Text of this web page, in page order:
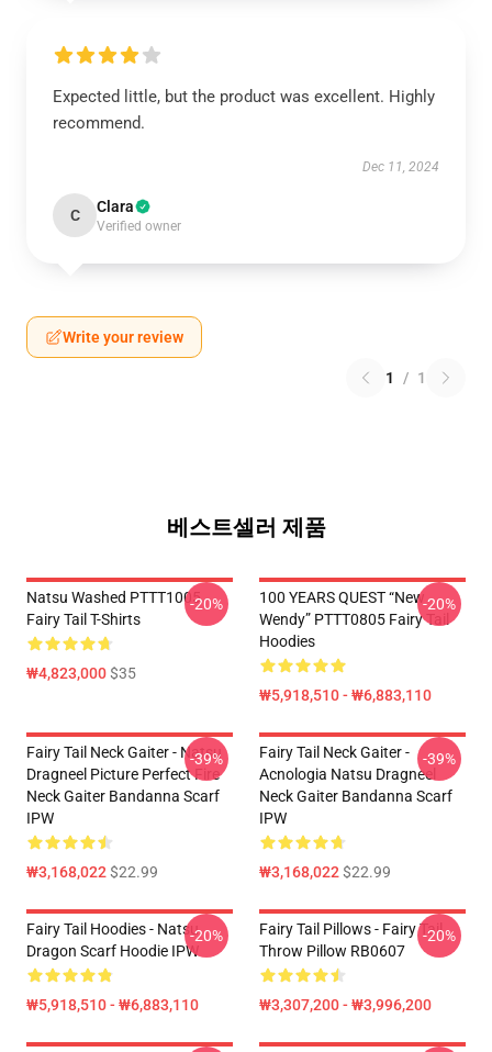
Expected little, but the product was excellent. Highly
recommend.
Dec 11, 2024
C Clara
Verified owner
Write your review
1 / 1
베스트셀러 제품
Natsu Washed PTTT1005
Fairy Tail T-Shirts
₩4,823,000$35
-20%
100 YEARS QUEST “New
Wendy” PTTT0805 Fairy Tail
Hoodies
₩5,918,510 - ₩6,883,110
-20%
Fairy Tail Neck Gaiter - Natsu
Dragneel Picture Perfect Fire
Neck Gaiter Bandanna Scarf
IPW
₩3,168,022$22.99
-39%
Fairy Tail Neck Gaiter -
Acnologia Natsu Dragneel
Neck Gaiter Bandanna Scarf
IPW
₩3,168,022$22.99
-39%
Fairy Tail Hoodies - Natsu
Dragon Scarf Hoodie IPW
₩5,918,510 - ₩6,883,110
-20%
Fairy Tail Pillows - Fairy Tail
Throw Pillow RB0607
₩3,307,200 - ₩3,996,200
-20%